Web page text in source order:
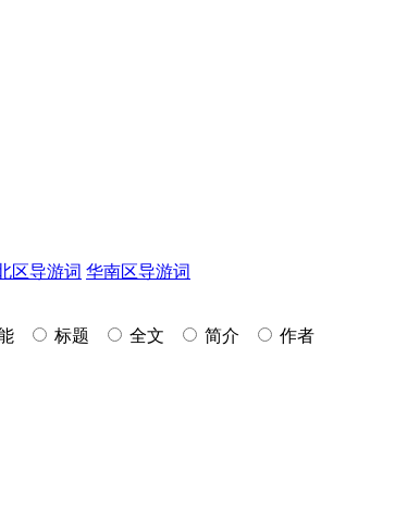
区导游词 华南区导游词
标题 全文 简介
作者